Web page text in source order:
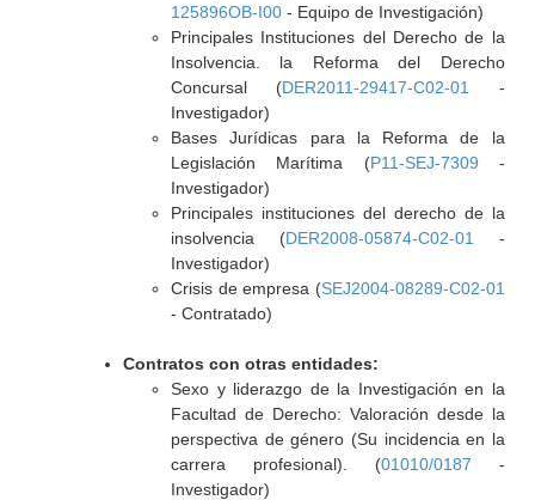
125896OB-I00- Equipo de Investigación)
Principales Instituciones del Derecho de la
Insolvencia. la Reforma del Derecho
Concursal (DER2011-29417-C02-01
-
Investigador)
Bases Jurídicas para la Reforma de la
Legislación Marítima (P11-SEJ-7309 -
Investigador)
Principales instituciones del derecho de la
insolvencia (DER2008-05874-C02-01
-
Investigador)
Crisis de empresa (SEJ2004-08289-C02-01
- Contratado)
Contratos con otras entidades:
Sexo y liderazgo de la Investigación en la
Facultad de Derecho: Valoración desde la
perspectiva de género (Su incidencia en la
carrera profesional). (01010/0187 -
Investigador)